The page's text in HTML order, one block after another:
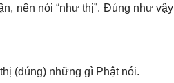
nên nói “như thị”. Đúng như vậy
(đúng) những gì Phật nói.